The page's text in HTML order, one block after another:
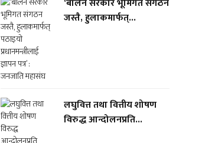
‘बालेन सरकार भूमिगत संगठन
जस्तै, हुलाकमार्फत्...
लघुवित्त तथा वित्तीय शोषण
विरुद्ध आन्दोलनप्रति...